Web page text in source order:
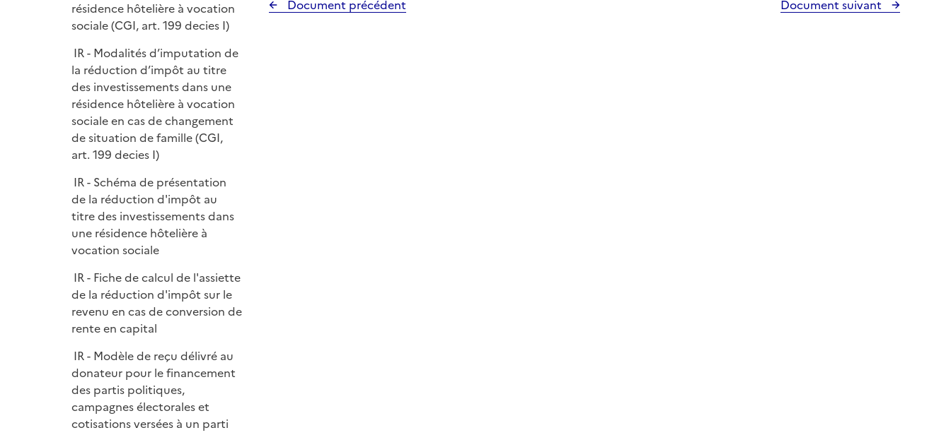
résidence hôtelière à vocation
sociale (CGI, art. 199 decies I)
IR - Modalités d’imputation de
la réduction d’impôt au titre
des investissements dans une
résidence hôtelière à vocation
sociale en cas de changement
de situation de famille (CGI,
art. 199 decies I)
IR - Schéma de présentation
de la réduction d'impôt au
titre des investissements dans
une résidence hôtelière à
vocation sociale
IR - Fiche de calcul de l'assiette
de la réduction d'impôt sur le
revenu en cas de conversion de
rente en capital
IR - Modèle de reçu délivré au
donateur pour le financement
des partis politiques,
campagnes électorales et
cotisations versées à un parti
Document précédent
Document suivant